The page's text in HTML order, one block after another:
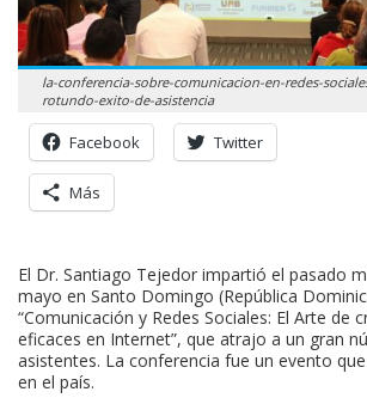
la-conferencia-sobre-comunicacion-en-redes-
rotundo-exito-de-asistencia
Facebook Twitter
Más
El Dr. Santiago Tejedor impartió el pasado
mayo en Santo Domingo (República
“Comunicación y Redes Sociales: El Arte de
eficaces en Internet”, que atrajo a un gran
asistentes. La conferencia fue un evento
en el país.